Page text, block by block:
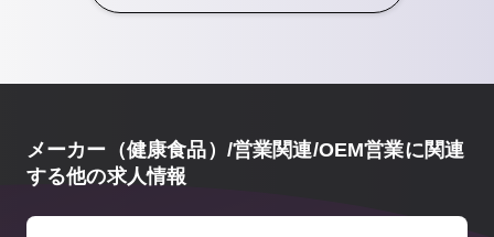
メーカー（健康食品）/営業関連/OEM営業に関連
する他の求人情報